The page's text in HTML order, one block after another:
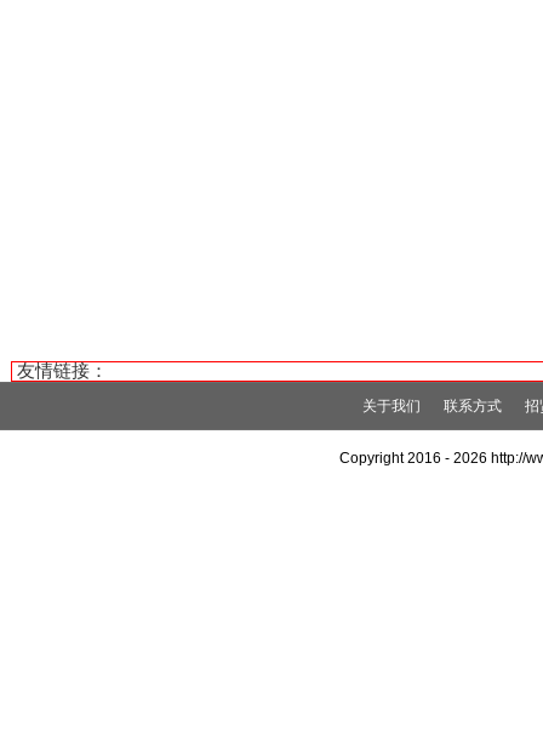
友情链接：
关于我们 联系方式 招
Copyright 2016 -2026 http://